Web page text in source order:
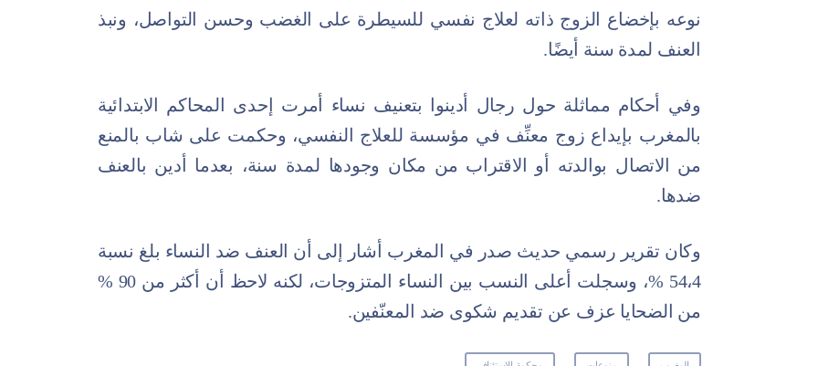
نوعه بإخضاع الزوج ذاته لعلاج نفسي للسيطرة على الغضب وحسن التواصل، ونبذ
العنف لمدة سنة أيضًا.
وفي أحكام مماثلة حول رجال أدينوا بتعنيف نساء أمرت إحدى المحاكم الابتدائية
بالمغرب بإيداع زوج معنِّف في مؤسسة للعلاج النفسي، وحكمت على شاب بالمنع
من الاتصال بوالدته أو الاقتراب من مكان وجودها لمدة سنة، بعدما أدين بالعنف
ضدها.
وكان تقرير رسمي حديث صدر في المغرب أشار إلى أن العنف ضد النساء بلغ نسبة
54،4 %، وسجلت أعلى النسب بين النساء المتزوجات، لكنه لاحظ أن أكثر من 90 %
من الضحايا عزف عن تقديم شكوى ضد المعنّفين.